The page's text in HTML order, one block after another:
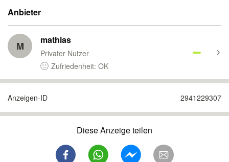
Anbieter
M mathias
Privater Nutzer
Zufriedenheit: OK
Anzeigen-ID 2941229307
Diese Anzeige teilen